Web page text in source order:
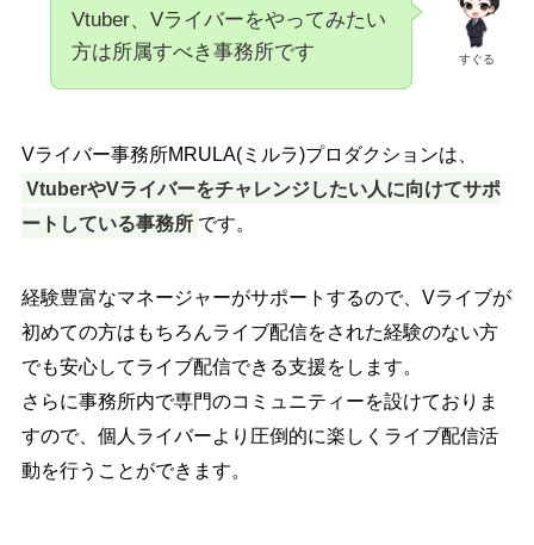
すぐる
Vtuber、Vライバーをやってみたい
方は所属すべき事務所です
Vライバー事務所MRULA(ミルラ)プロダクションは、
VtuberやVライバーをチャレンジしたい人に向けてサポ
ートしている事務所 です。
経験豊富なマネージャーがサポートするので、Vライブが
初めての方はもちろんライブ配信をされた経験のない方
でも安心してライブ配信できる支援をします。
さらに事務所内で専門のコミュニティーを設けておりま
すので、個人ライバーより圧倒的に楽しくライブ配信活
動を行うことができます。